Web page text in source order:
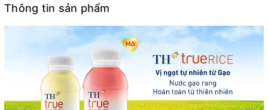
Thông tin sản phẩm